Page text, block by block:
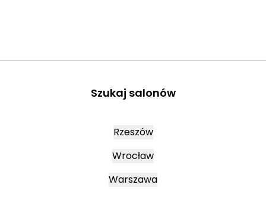
Szukaj salonów
Rzeszów
Wrocław
Warszawa